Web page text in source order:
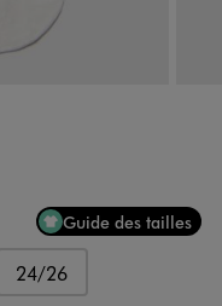
Guide des tailles
24/26